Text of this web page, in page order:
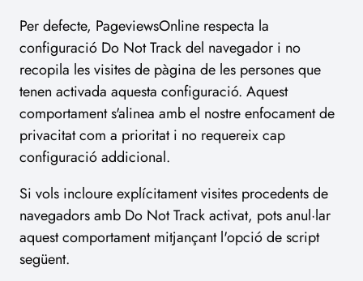
Per defecte, PageviewsOnline respecta la
configuració Do Not Track del navegador i no
recopila les visites de pàgina de les persones que
tenen activada aquesta configuració. Aquest
comportament s'alinea amb el nostre enfocament de
privacitat com a prioritat i no requereix cap
configuració addicional.
Si vols incloure explícitament visites procedents de
navegadors amb Do Not Track activat, pots anul·lar
aquest comportament mitjançant l'opció de script
següent.